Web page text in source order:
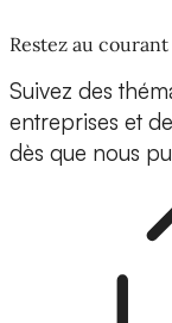
Restez au
Suivez des
entreprises et
dès que nous